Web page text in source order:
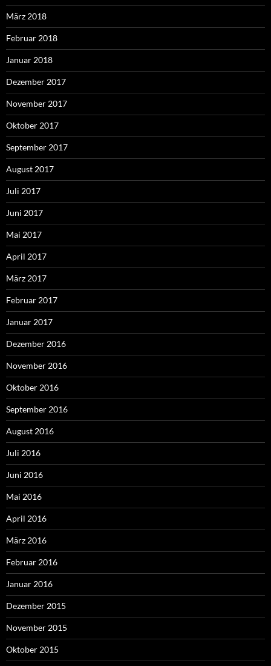
März 2018
Februar 2018
Januar 2018
Dezember 2017
November 2017
Oktober 2017
September 2017
August 2017
Juli 2017
Juni 2017
Mai 2017
April 2017
März 2017
Februar 2017
Januar 2017
Dezember 2016
November 2016
Oktober 2016
September 2016
August 2016
Juli 2016
Juni 2016
Mai 2016
April 2016
März 2016
Februar 2016
Januar 2016
Dezember 2015
November 2015
Oktober 2015